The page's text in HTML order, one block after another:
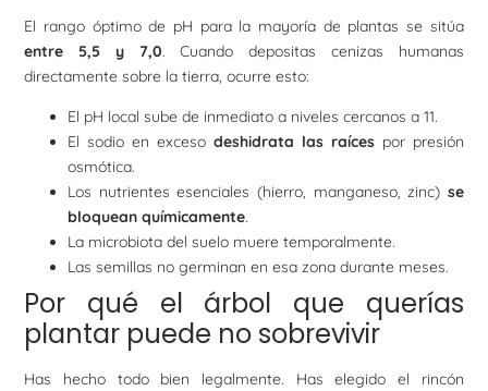
El rango óptimo de pH para la mayoría de plantas se sitúa
entre 5,5 y 7,0. Cuando depositas cenizas humanas
directamente sobre la tierra, ocurre esto:
El pH local sube de inmediato a niveles cercanos a 11.
El sodio en exceso deshidrata las raícespor presión
osmótica.
Los nutrientes esenciales (hierro, manganeso, zinc) se
bloquean químicamente.
La microbiota del suelo muere temporalmente.
Las semillas no germinan en esa zona durante meses.
Por qué el árbol que querías
plantar puede no sobrevivir
Has hecho todo bien legalmente. Has elegido el rincón